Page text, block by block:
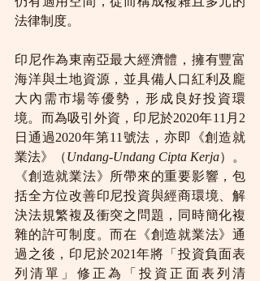
法律制度。
印尼作為東南亞最大經濟體，擁有豐富
海洋與土地資源，並具備人口紅利及龐
大內需市場等優勢，形成良好投資環
境。而為吸引外資，印尼於2020年11月2
日通過2020年第11號法，亦即《創造就
業法》（Undang-Undang Cipta Kerja）。
《創造就業法》所帶來的重要影響，包
括全方位改善印尼投資與經商環境、解
決法規繁複及衝突之問題，同時簡化複
雜的許可制度。而在《創造就業法》通
過之後，印尼於2021年將「投資負面表
列清單」修正為「投資正面表列清